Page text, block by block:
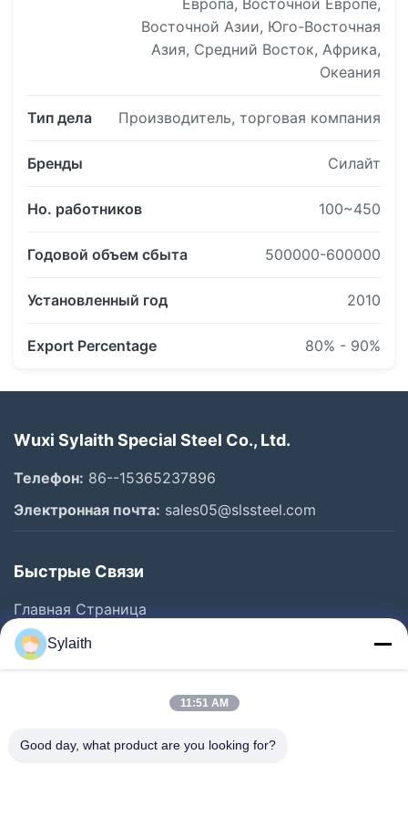
Европа, Восточной Европе,
Восточной Азии, Юго-Восточная
Азия, Средний Восток, Африка,
Океания
Тип дела Производитель, торговая компания
Бренды Силайт
Но. работников 100~450
Годовой объем сбыта 500000-600000
Установленный год 2010
Export Percentage 80% - 90%
Wuxi Sylaith Special Steel Co., Ltd.
Телефон: 86--15365237896
Электронная почта: sales05@slssteel.com
Быстрые Связи
Главная Страница
Продукция
Ролики
Наша Фабрика
Sylaith
11:51 AM
Good day, what product are you looking for?